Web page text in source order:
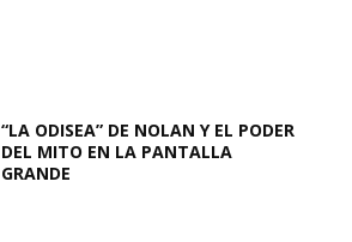
“LA ODISEA” DE NOLAN Y EL PODER
DEL MITO EN LA PANTALLA
GRANDE